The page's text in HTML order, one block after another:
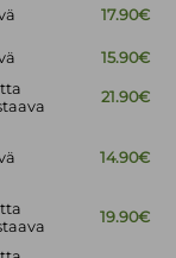
17.90€
15.90€
21.90€
14.90€
19.90€